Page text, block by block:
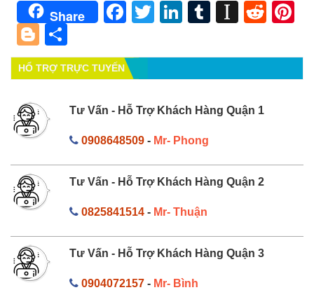
Share Facebook
TwitterLinkedIn
Tumblr
Blogger
HỔ TRỢ TRỰC TUYẾN
Tư Vấn - Hỗ Trợ Khách Hàng Quận 1
0908648509- Mr- Phong
Tư Vấn - Hỗ Trợ Khách Hàng Quận 2
0825841514- Mr- Thuận
Tư Vấn - Hỗ Trợ Khách Hàng Quận 3
0904072157- Mr- Bình